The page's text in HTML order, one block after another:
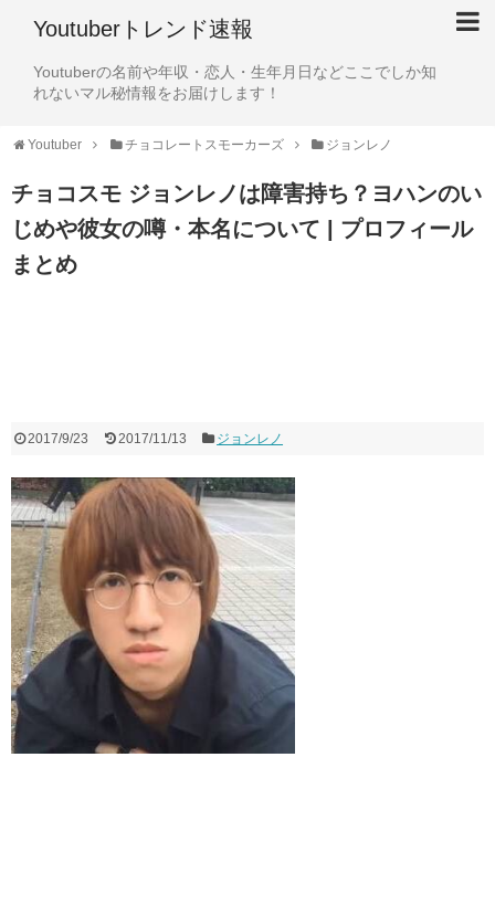
Youtuberトレンド速報
Youtuberの名前や年収・恋人・生年月日などここでしか知
れないマル秘情報をお届けします！
Youtuber チョコレートスモーカーズ ジョンレノ
チョコスモ ジョンレノは障害持ち？ヨハンのい
じめや彼女の噂・本名について | プロフィール
まとめ
2017/9/23 2017/11/13 ジョンレノ